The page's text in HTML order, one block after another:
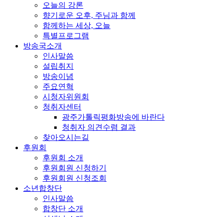
오늘의 강론
향기로운 오후, 주님과 함께
함께하는 세상, 오늘
특별프로그램
방송국소개
인사말씀
설립취지
방송이념
주요연혁
시청자위원회
청취자센터
광주가톨릭평화방송에 바란다
청취자 의견수렴 결과
찾아오시는길
후원회
후원회 소개
후원회원 신청하기
후원회원 신청조회
소년합창단
인사말씀
합창단 소개